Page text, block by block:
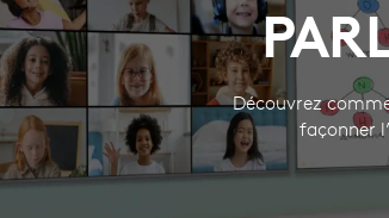
Découvrez
façonner